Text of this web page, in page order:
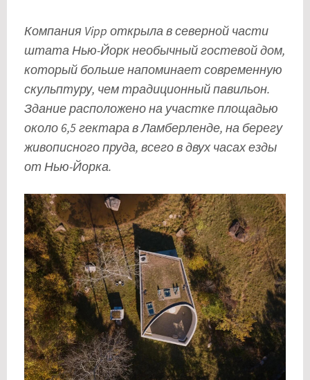
Компания Vipp открыла в северной части
штата Нью-Йорк необычный гостевой дом,
который больше напоминает современную
скульптуру, чем традиционный павильон.
Здание расположено на участке площадью
около 6,5 гектара в Ламберленде, на берегу
живописного пруда, всего в двух часах езды
от Нью-Йорка.